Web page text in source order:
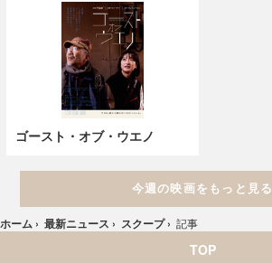
ゴースト・オブ・ウエノ
今週の映画をもっと見る
ホーム › 最新ニュース › スクープ › 記事
TOP